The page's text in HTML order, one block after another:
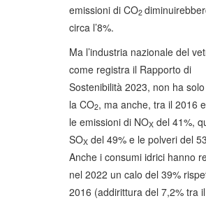
emissioni di CO2
circa l’8%.
Ma l’industria nazionale del
come registra il Rapporto di
Sostenibilità 2023, non ha
la CO2, ma anche, tra il 2016
le emissioni di NOX del 41%,
SOX del 49% e le polveri del
Anche i consumi idrici hanno
nel 2022 un calo del 39%
2016 (addirittura del 7,2% tra